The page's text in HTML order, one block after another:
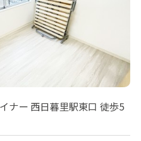
ナー 西日暮里駅東口 徒歩5